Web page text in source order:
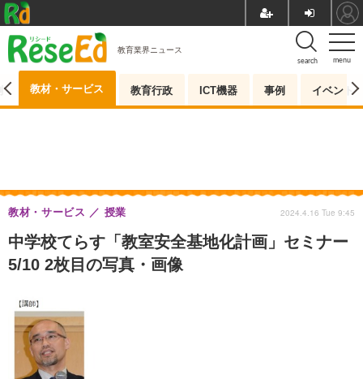
menu
search
教育業界ニュース
教材・サービス 教育行政 ICT機器 事例 イベント
中学校てらす「教室安全基地化計画」セミナー
5/10 2枚目の写真・画像
教材・サービス 授業 2024.4.16 Tue 9:45